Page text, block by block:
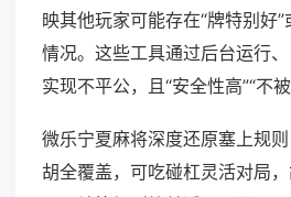
映其他玩家可能存在“牌特别好”
情况。这些工具通过后台运行
实现不平公，且“安全性高”“不被
微乐宁夏麻将深度还原塞上规
胡全覆盖，可吃碰杠灵活对局